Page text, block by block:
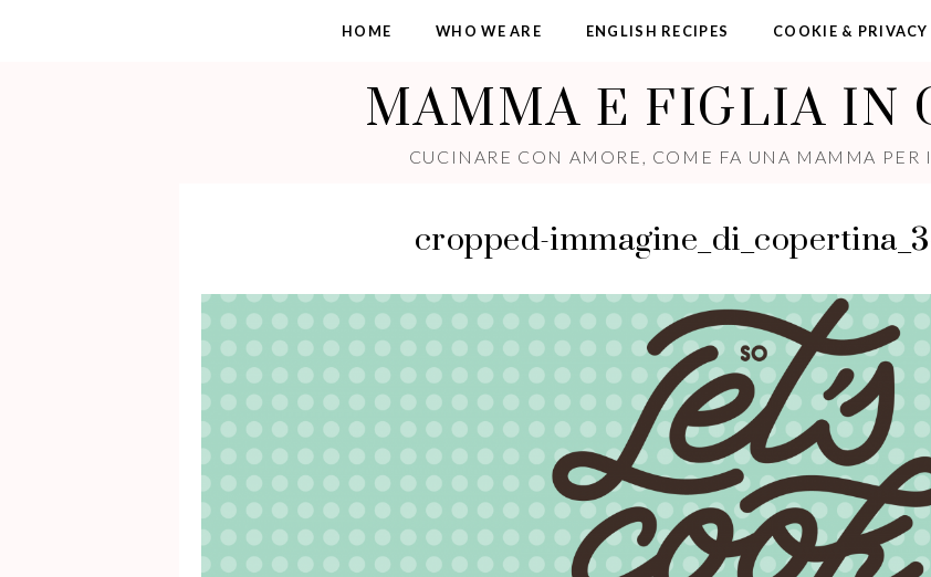
HOME WHO WE ARE ENGLISH RECIPES COOKIE &
MAMMA E FIGLIA IN
CUCINARE CON AMORE, COME FA UNA MAMMA PER
cropped-